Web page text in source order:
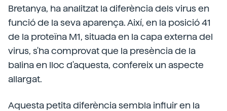
Bretanya, ha analitzat la diferència dels virus en
funció de la seva aparença. Així, en la posició 41
de la proteïna M1, situada en la capa externa del
virus, s'ha comprovat que la presència de la
balina en lloc d'aquesta, confereix un aspecte
allargat.
Aquesta petita diferència sembla influir en la